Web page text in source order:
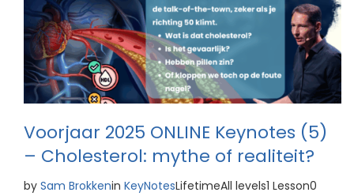
Voorjaar 2025 ONLINE Keynotes (5)
– Cholesterol: mythe of realiteit?
by Sam Brokkenin KeyNotesLifetimeAll levels1 Lesson0